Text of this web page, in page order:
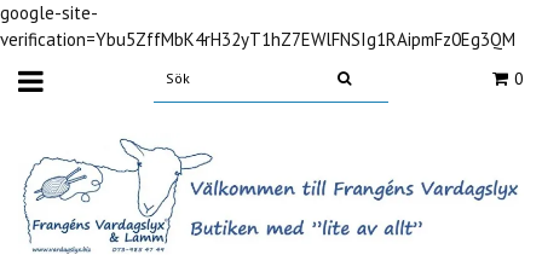
google-site-
verification=Ybu5ZffMbK4rH32yT1hZ7EWlFNSIg1RAipmFz0Eg3QM
0